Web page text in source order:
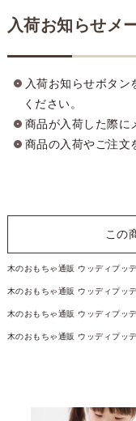
入荷お知らせメ
入荷お知らせボタ
ください。
商品が入荷した際に
商品の入荷やご注文
この
木のおもちゃ通販 ウッディプッ
木のおもちゃ通販 ウッディプッ
木のおもちゃ通販 ウッディプッ
木のおもちゃ通販 ウッディプッ